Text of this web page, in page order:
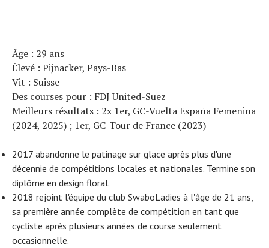
Âge : 29 ans
Élevé : Pijnacker, Pays-Bas
Vit : Suisse
Des courses pour : FDJ United-Suez
Meilleurs résultats : 2x 1er, GC-Vuelta España Femenina
(2024, 2025) ; 1er, GC-Tour de France (2023)
2017 abandonne le patinage sur glace après plus d'une
décennie de compétitions locales et nationales. Termine son
diplôme en design floral.
2018 rejoint l'équipe du club SwaboLadies à l'âge de 21 ans,
sa première année complète de compétition en tant que
cycliste après plusieurs années de course seulement
occasionnelle.